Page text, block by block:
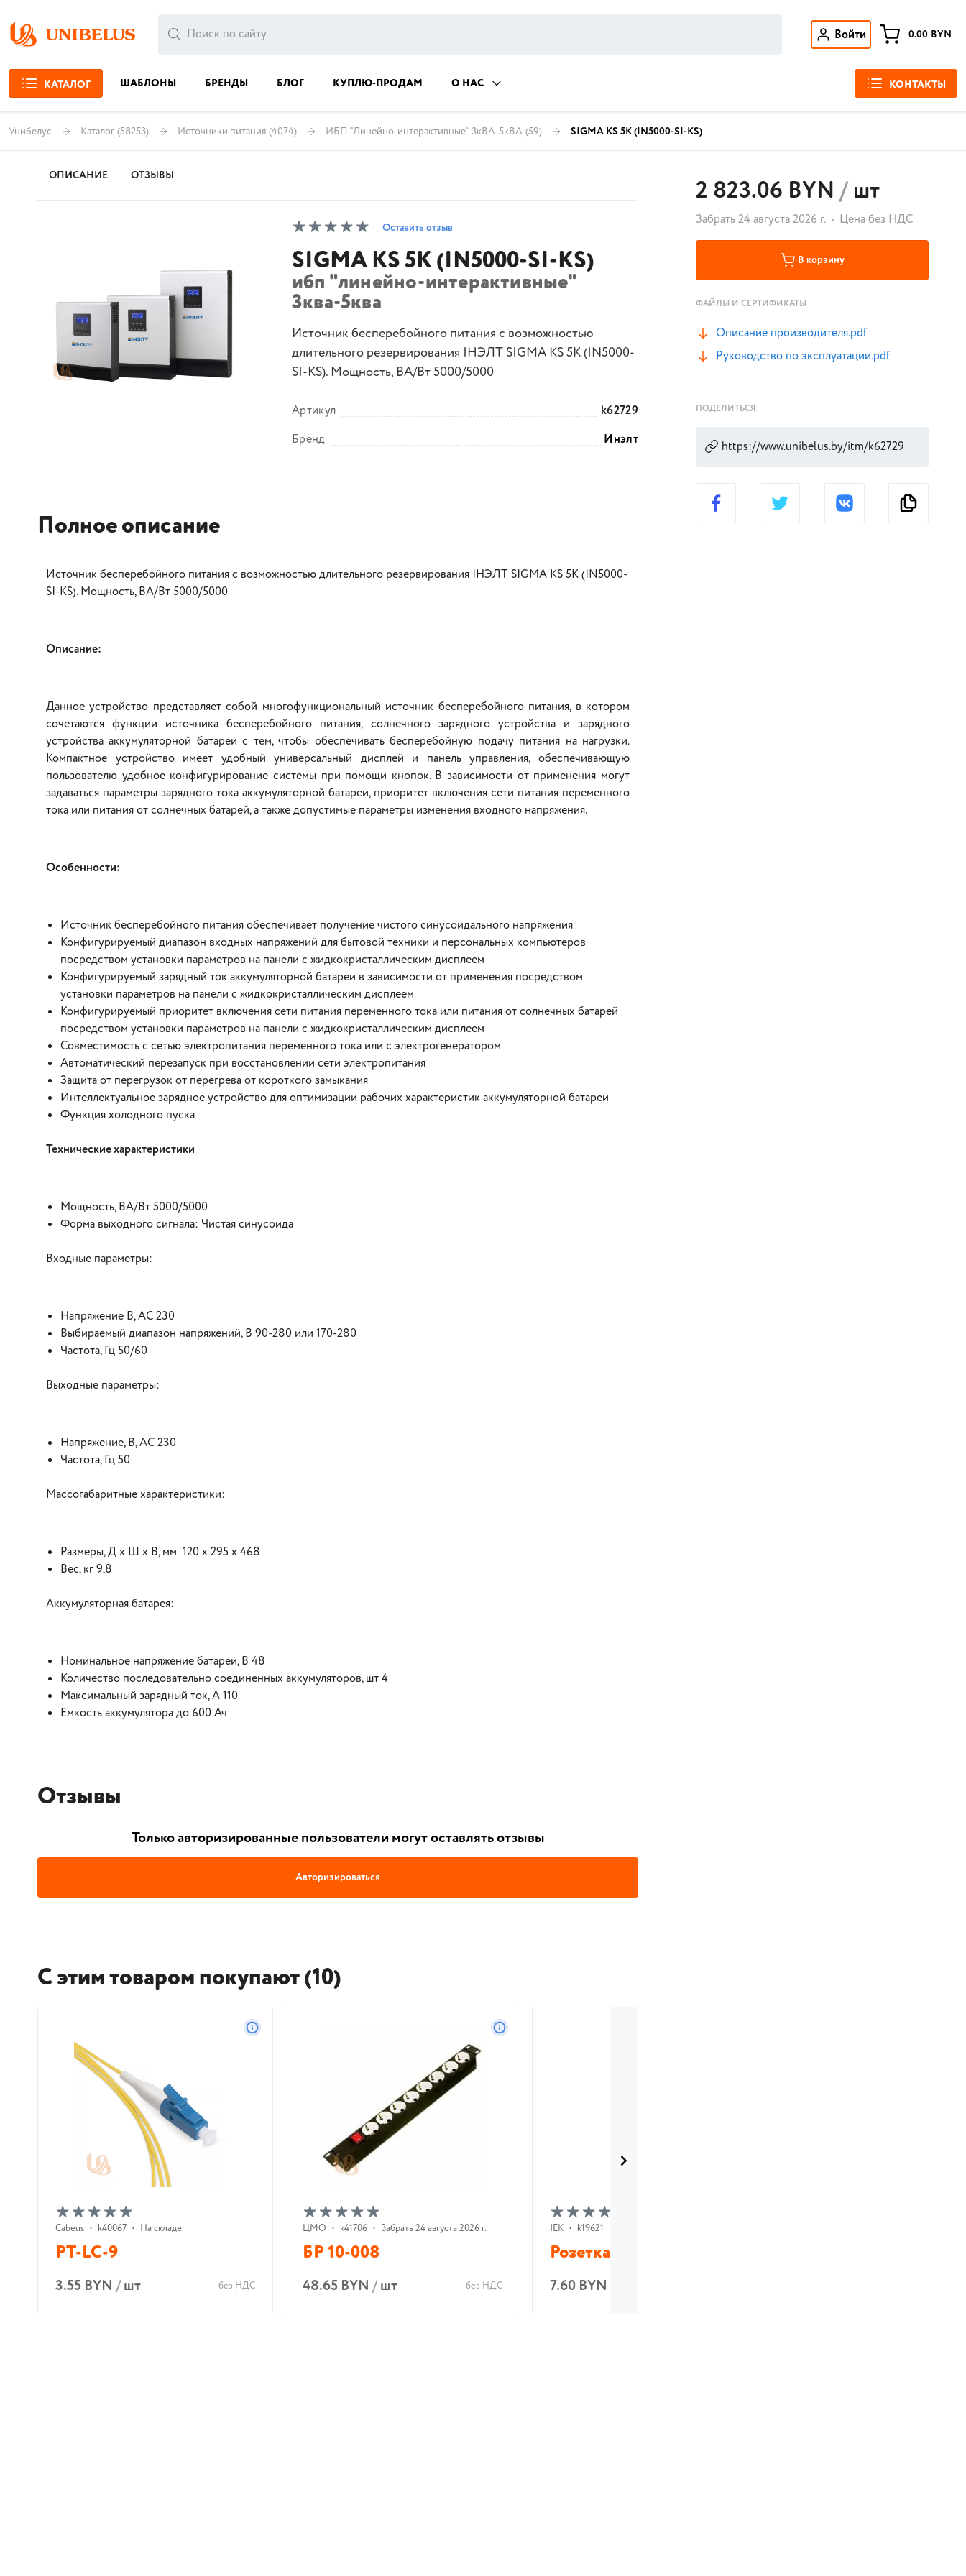
Войти 0.00 BYN
КАТАЛОГ ШАБЛОНЫ БРЕНДЫ БЛОГ КУПЛЮ-ПРОДАМ О НАС КОНТАКТЫ
Унибелус Каталог (58253) Источники питания (4074) ИБП "Линейно-интерактивные" 3кВА-5кВА (59) SIGMA KS 5К (IN5000-SI-KS)
ОПИСАНИЕ ОТЗЫВЫ
Оставить отзыв
SIGMA KS 5К (IN5000-SI-KS)
ибп "линейно-интерактивные"
3ква-5ква
Источник бесперебойного питания с возможностью
длительного резервирования IНЭЛТ SIGMA KS 5К (IN5000-
SI-KS). Мощность, ВА/Вт 5000/5000
Артикул
k62729
Бренд
Инэлт
Полное описание
Источник бесперебойного питания с возможностью длительного резервирования IНЭЛТ SIGMA KS 5К (IN5000-
SI-KS). Мощность, ВА/Вт 5000/5000
Описание:
Данное устройство представляет собой многофункциональный источник бесперебойного питания, в котором
сочетаются функции источника бесперебойного питания, солнечного зарядного устройства и зарядного
устройства аккумуляторной батареи с тем, чтобы обеспечивать бесперебойную подачу питания на нагрузки.
Компактное устройство имеет удобный универсальный дисплей и панель управления, обеспечивающую
пользователю удобное конфигурирование системы при помощи кнопок. В зависимости от применения могут
задаваться параметры зарядного тока аккумуляторной батареи, приоритет включения сети питания переменного
тока или питания от солнечных батарей, а также допустимые параметры изменения входного напряжения.
Особенности:
Источник бесперебойного питания обеспечивает получение чистого синусоидального напряжения
Конфигурируемый диапазон входных напряжений для бытовой техники и персональных компьютеров
посредством установки параметров на панели с жидкокристаллическим дисплеем
Конфигурируемый зарядный ток аккумуляторной батареи в зависимости от применения посредством
установки параметров на панели с жидкокристаллическим дисплеем
Конфигурируемый приоритет включения сети питания переменного тока или питания от солнечных батарей
посредством установки параметров на панели с жидкокристаллическим дисплеем
Совместимость с сетью электропитания переменного тока или с электрогенератором
Автоматический перезапуск при восстановлении сети электропитания
Защита от перегрузок от перегрева от короткого замыкания
Интеллектуальное зарядное устройство для оптимизации рабочих характеристик аккумуляторной батареи
Функция холодного пуска
Технические характеристики
Мощность, ВА/Вт 5000/5000
Форма выходного сигнала: Чистая синусоида
Входные параметры:
Напряжение В, АС 230
Выбираемый диапазон напряжений, В 90-280 или 170-280
Частота, Гц 50/60
Выходные параметры:
Напряжение, В, АС 230
Частота, Гц 50
Массогабаритные характеристики:
Размеры, Д x Ш x В, мм 120 x 295 x 468
Вес, кг 9,8
Аккумуляторная батарея:
Номинальное напряжение батареи, В 48
Количество последовательно соединенных аккумуляторов, шт 4
Максимальный зарядный ток, А 110
Емкость аккумулятора до 600 Ач
Отзывы
Только авторизированные пользователи могут оставлять отзывы
Авторизироваться
С этим товаром покупают (10)
Cabeus • k40067 • На складе
PT-LC-9
3.55 BYN /шт без НДС
ЦМО • k41706 • Забрать 24 августа 2026 г.
БР 10-008
48.65 BYN /шт без НДС
IEK • k19621
Розетка РАр10-3-ОПс заземлением на DIN-р...
7.60 BYN
2 823.06 BYN/шт
Забрать 24 августа 2026 г. Цена без НДС
В корзину
ФАЙЛЫ И СЕРТИФИКАТЫ
Описание производителя.pdf
Руководство по эксплуатации.pdf
ПОДЕЛИТЬСЯ